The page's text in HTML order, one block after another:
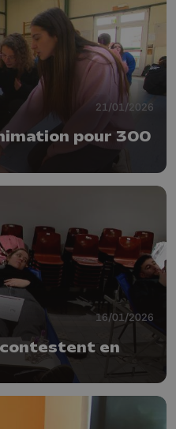
21/01/2026
pour 300
16/01/2026
en